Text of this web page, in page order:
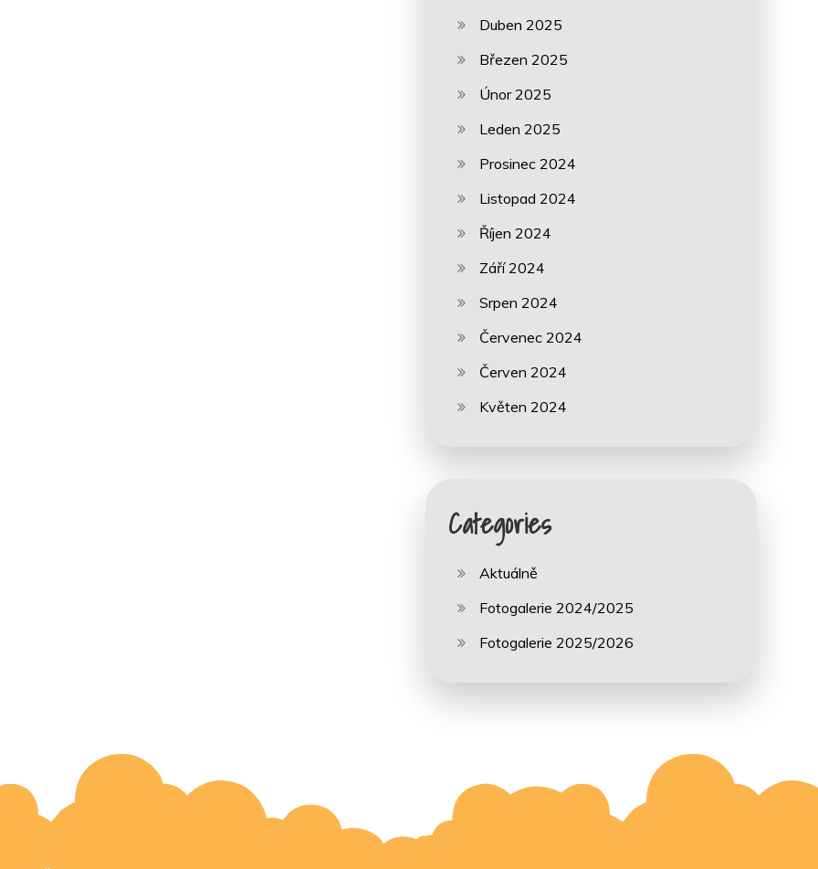
Duben 2025
Březen 2025
Únor 2025
Leden 2025
Prosinec 2024
Listopad 2024
Říjen 2024
Září 2024
Srpen 2024
Červenec 2024
Červen 2024
Květen 2024
Categories
Aktuálně
Fotogalerie 2024/2025
Fotogalerie 2025/2026